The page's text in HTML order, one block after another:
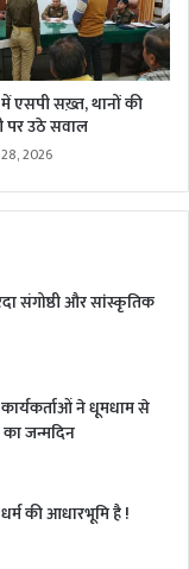
एसपी सख़्त, थानों की
पर उठे सवाल
2026
संगोष्ठी और सांस्कृतिक
ने धूमधाम से
का जन्मदिन
की आधारभूमि है !